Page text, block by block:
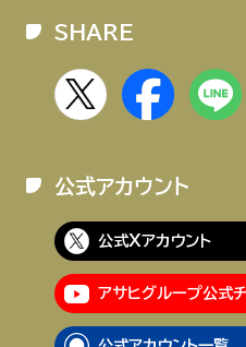
SHARE
公式アカウント
公式Xアカウント
アサヒグループ公式